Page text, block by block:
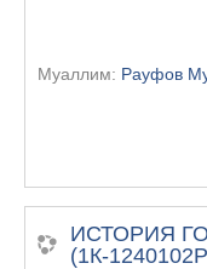
Муаллим: Рауфов
ИСТОРИЯ
(1К-